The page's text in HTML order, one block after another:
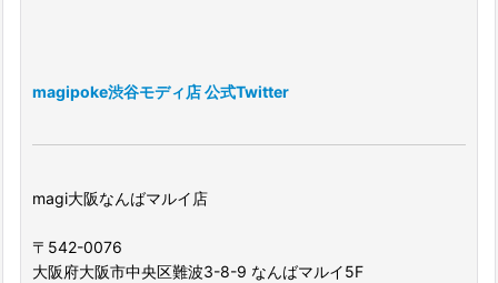
magipoke渋谷モディ店 公式Twitter
magi大阪なんばマルイ店
〒542-0076
大阪府大阪市中央区難波3-8-9 なんばマルイ5F